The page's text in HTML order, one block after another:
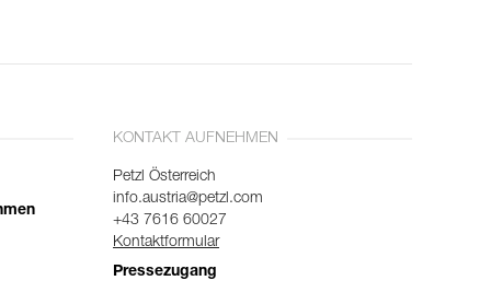
KONTAKT AUFNEHMEN
Petzl Österreich
info.austria@petzl.com
+43 7616 60027
Kontaktformular
Pressezugang